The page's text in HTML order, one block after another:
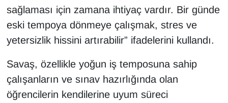
sağlaması için zamana ihtiyaç vardır. Bir günde
eski tempoya dönmeye çalışmak, stres ve
yetersizlik hissini artırabilir” ifadelerini kullandı.
Savaş, özellikle yoğun iş temposuna sahip
çalışanların ve sınav hazırlığında olan
öğrencilerin kendilerine uyum süreci